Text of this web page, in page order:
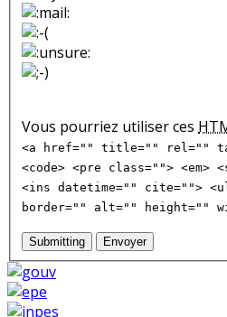
Vous pourriez utiliser ces
<a href="" title="" rel=""
<code> <pre class="">
<ins datetime="" cite="">
border="" alt="" height=""
Submitting Envoyer